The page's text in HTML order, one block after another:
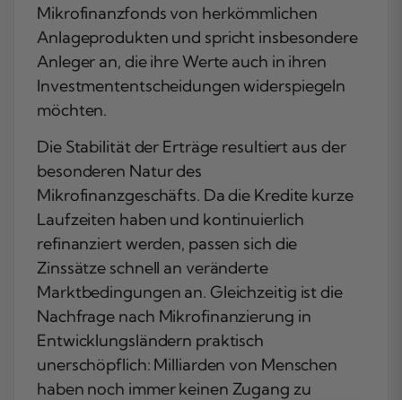
Mikrofinanzfonds von herkömmlichen
Anlageprodukten und spricht insbesondere
Anleger an, die ihre Werte auch in ihren
Investmententscheidungen widerspiegeln
möchten.
Die Stabilität der Erträge resultiert aus der
besonderen Natur des
Mikrofinanzgeschäfts. Da die Kredite kurze
Laufzeiten haben und kontinuierlich
refinanziert werden, passen sich die
Zinssätze schnell an veränderte
Marktbedingungen an. Gleichzeitig ist die
Nachfrage nach Mikrofinanzierung in
Entwicklungsländern praktisch
unerschöpflich: Milliarden von Menschen
haben noch immer keinen Zugang zu